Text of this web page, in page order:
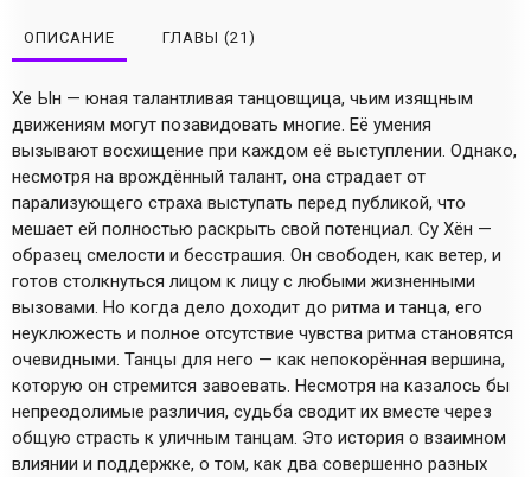
ОПИСАНИЕ ГЛАВЫ (21)
Хе Ын — юная талантливая танцовщица, чьим изящным
движениям могут позавидовать многие. Её умения
вызывают восхищение при каждом её выступлении. Однако,
несмотря на врождённый талант, она страдает от
парализующего страха выступать перед публикой, что
мешает ей полностью раскрыть свой потенциал. Су Хён —
образец смелости и бесстрашия. Он свободен, как ветер, и
готов столкнуться лицом к лицу с любыми жизненными
вызовами. Но когда дело доходит до ритма и танца, его
неуклюжесть и полное отсутствие чувства ритма становятся
очевидными. Танцы для него — как непокорённая вершина,
которую он стремится завоевать. Несмотря на казалось бы
непреодолимые различия, судьба сводит их вместе через
общую страсть к уличным танцам. Это история о взаимном
влиянии и поддержке, о том, как два совершенно разных